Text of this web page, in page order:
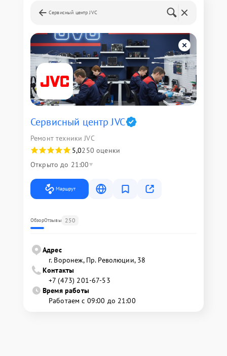
Сервисный центр JVC
Сервисный центр JVC
Ремонт техники JVC
5,0250 оценки
Открыто до 21:00
Маршрут
ОбзорОтзывы 250
Адрес
г. Воронеж, Пр. Революции, 38
Контакты
+7 (473) 201-67-53
Время работы
Работаем с 09:00 до 21:00